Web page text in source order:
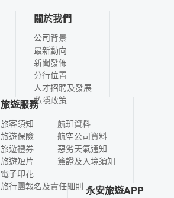
關於我們
公司背景
最新動向
新聞發佈
分行位置
人才招聘及發展
私隱政策
旅遊服務
旅客須知
旅遊保險
旅遊禮券
旅遊短片
電子印花
航班資料
航空公司資料
惡劣天氣通知
簽證及入境須知
旅行團報名及責任細則 永安旅遊APP